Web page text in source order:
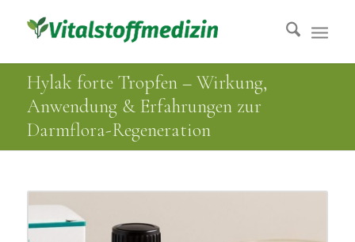
Hylak forte Tropfen – Wirkung,
Anwendung & Erfahrungen zur
Darmflora-Regeneration